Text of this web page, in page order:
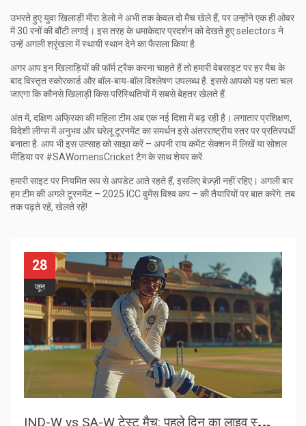
उभरते हुए युवा खिलाड़ी मीरा डेलो ने अभी तक केवल दो मैच खेले हैं, पर उन्होंने एक ही ओवर
में 30 रनों की बौंटी लगाई। इस तरह के धमाकेदार प्रदर्शन को देखते हुए selectors ने
उन्हें अगली श्रृंखला में स्थायी स्थान देने का फैसला किया है.
अगर आप इन खिलाड़ियों की फॉर्म ट्रैक करना चाहते हैं तो हमारी वेबसाइट पर हर मैच के
बाद विस्तृत स्कोरकार्ड और बॉल‑बाय‑बॉल विश्लेषण उपलब्ध है. इससे आपको यह पता चल
जाएगा कि कौनसे खिलाड़ी किस परिस्थितियों में सबसे बेहतर खेलते हैं.
अंत में, दक्षिण अफ्रिका की महिला टीम अब एक नई दिशा में बढ़ रही है। लगातार प्रशिक्षण,
विदेशी लीग्स में अनुभव और घरेलू टूरनमेंट का समर्थन इसे अंतरराष्ट्रीय स्तर पर प्रतिस्पर्धी
बनाता है. आप भी इस उत्साह को साझा करें – अपनी राय कमेंट सेक्शन में लिखें या सोशल
मीडिया पर #SAWomensCricket टैग के साथ शेयर करें.
हमारी साइट पर नियमित रूप से अपडेट आते रहते हैं, इसलिए बेज़्ज़ी नहीं रहिए। अगली बार
हम टीम की अगले टूरनमेंट – 2025 ICC वुमेंस विश्व कप – की तैयारियों पर बात करेंगे. तब
तक पढ़ते रहें, खेलते रहें!
28
जून
I
ND-W vs SA-W टेस्ट मैच: पहले दिन का लाइव स्कोर और अपडेट्स